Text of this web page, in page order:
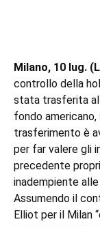
Milano, 10 lug.
controllo della
stata trasferita al
fondo
trasferimento è
per far valere gli
precedente
inadempiente
Assumendo il
Elliot per il Milan